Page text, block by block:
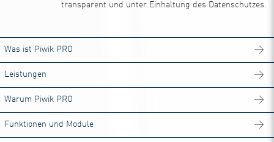
transparent und unter Einhaltung des Datenschutzes.
Funktionen und Module
Warum Piwik PRO
Leistungen
Was ist Piwik PRO